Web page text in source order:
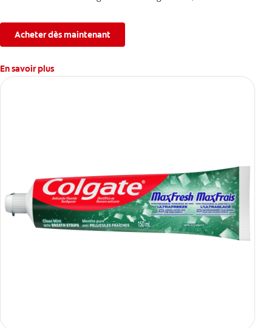
l’érosion de l’émail.
Acheter dès maintenant
En savoir plus